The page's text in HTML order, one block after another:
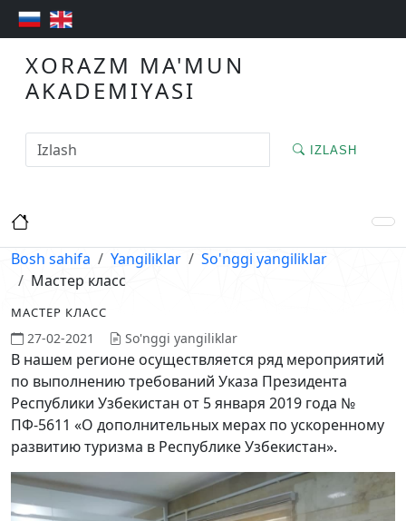
XORAZM MA'MUN
AKADEMIYASI
IZLASH
Bosh sahifa Yangiliklar
So'nggi yangiliklar
Мастер класс
МАСТЕР КЛАСС
27-02-2021 So'nggi yangiliklar
В нашем регионе осуществляется ряд мероприятий
по выполнению требований Указа Президента
Республики Узбекистан от 5 января 2019 года №
ПФ-5611 «О дополнительных мерах по ускоренному
развитию туризма в Республике Узбекистан».